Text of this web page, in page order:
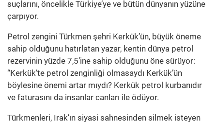
suçlarını, öncelikle Türkiye’ye ve bütün dünyanın yüzüne
çarpıyor.
Petrol zengini Türkmen şehri Kerkük’ün, büyük öneme
sahip olduğunu hatırlatan yazar, kentin dünya petrol
rezervinin yüzde 7,5’ine sahip olduğunu öne sürüyor:
“Kerkük’te petrol zenginliği olmasaydı Kerkük’ün
böylesine önemi artar mıydı? Kerkük petrol kurbanıdır
ve faturasını da insanlar canları ile ödüyor.
Türkmenleri, Irak’ın siyasi sahnesinden silmek isteyen